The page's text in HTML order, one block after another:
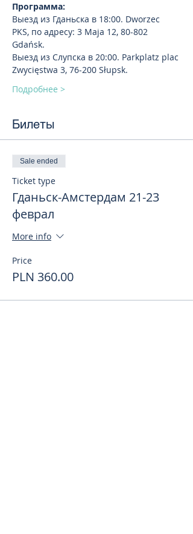
Программа:
Выезд из Гданьска в 18:00. Dworzec
PKS, по адресу: 3 Maja 12, 80-802
Gdańsk.
Выезд из Слупска в 20:00. Parkplatz plac
Zwycięstwa 3, 76-200 Słupsk.
Подробнее >
Билеты
Sale ended
Ticket type
Гданьск-Амстердам 21-23
феврал
More info
Price
PLN 360.00